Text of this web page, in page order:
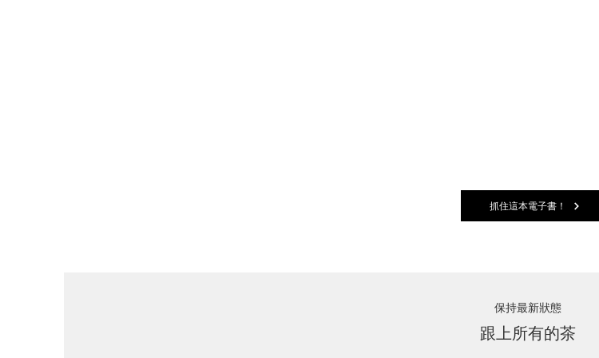
抓住這本電子書！
保持最新狀態
跟上所有的茶